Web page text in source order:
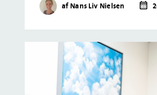
af Nans Liv Nielsen